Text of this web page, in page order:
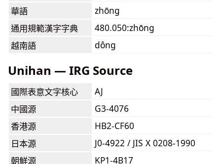
華語
zhōng
通用規範漢字字典
480.050:zhōng
越南語
dông
Unihan — IRG Source
國際表意文字核心
AJ
中國源
G3-4076
香港源
HB2-CF60
日本源
J0-4922 / JIS X 0208-1990
朝鮮源
KP1-4B17